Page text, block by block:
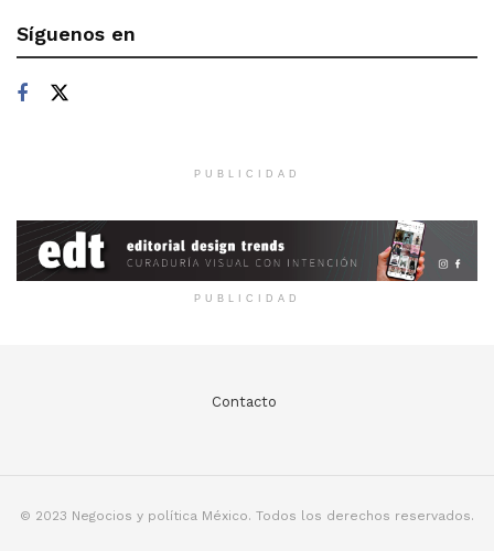
Síguenos en
PUBLICIDAD
PUBLICIDAD
Contacto
© 2023 Negocios y política México. Todos los derechos reservados.